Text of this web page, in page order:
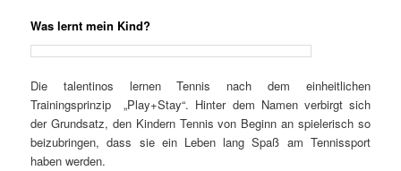
Was lernt mein Kind?
Die talentinos lernen Tennis nach dem einheitlichen
Trainingsprinzip „Play+Stay“. Hinter dem Namen verbirgt sich
der Grundsatz, den Kindern Tennis von Beginn an spielerisch so
beizubringen, dass sie ein Leben lang Spaß am Tennissport
haben werden.